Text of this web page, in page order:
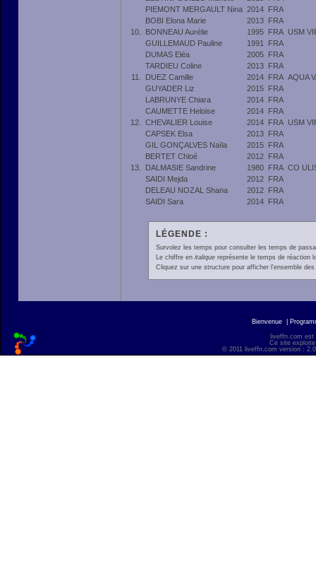
PIEMONT MERGAULT Nina 2014 FRA
BOBI Elona Marie
2013 FRA
10.
BONNEAU Aurélie 1995 FRA USM
GUILLEMAUD Pauline
1991
FRA
DUMAS Eléa
2005 FRA
TARDIEU Coline
2013 FRA
11.
DUEZ Camille 2014 FRA AQUA
GUYADER Liz
2015 FRA
LABRUNYE Chiara
2014 FRA
CAUMETTE Heloise
2014 FRA
12.
CHEVALIER Louise 2014 FRA USM
CAPSEK Elsa
2013 FRA
GIL GONÇALVES Naïla
2015 FRA
BERTET Chloé
2012 FRA
13.
DALMASIE Sandrine 1980 FRA CO
SAIDI Mejda
2012 FRA
DELEAU NOZAL Shana
2012 FRA
SAIDI Sara
2014 FRA
LÉGENDE :
Survolez les temps pour consulter les temps de
Le chiffre en italiquereprésente le temps de réaction
Cliquez sur une structure pour afficher l'ensemble
Bienvenue
liveffn.com est
Ce site
© 2011 liveffn.com version :